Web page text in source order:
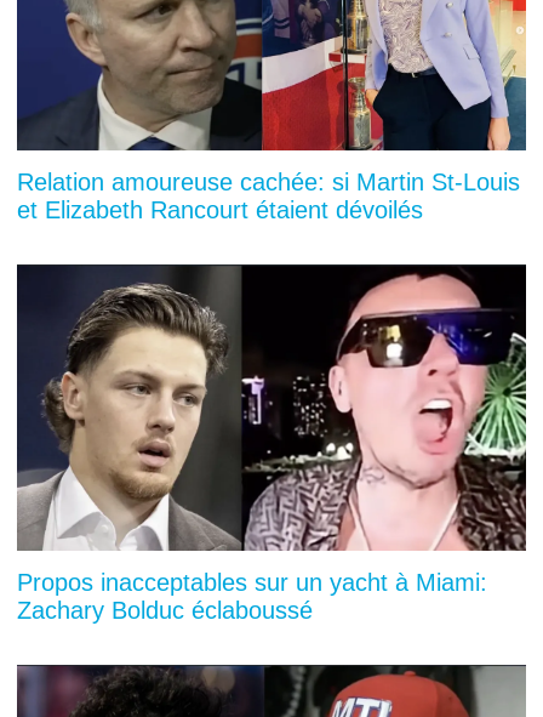
Relation amoureuse cachée: si Martin St-Louis
et Elizabeth Rancourt étaient dévoilés
Propos inacceptables sur un yacht à Miami:
Zachary Bolduc éclaboussé